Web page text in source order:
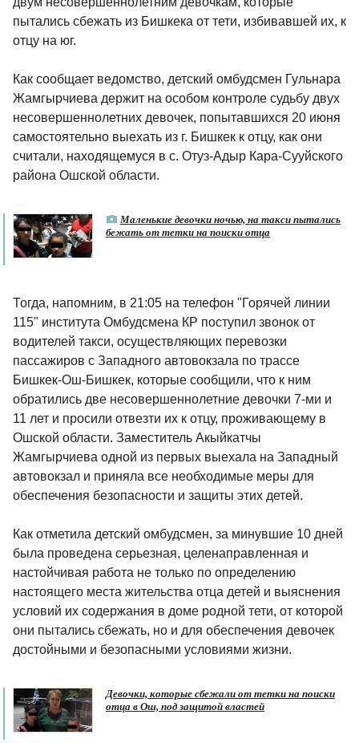
пытались сбежать из Бишкека от тети, избивавшей их, к
отцу на юг.
Как сообщает ведомство, детский омбудсмен Гульнара
Жамгырчиева держит на особом контроле судьбу двух
несовершеннолетних девочек, попытавшихся 20 июня
самостоятельно выехать из г. Бишкек к отцу, как они
считали, находящемуся в с. Отуз-Адыр Кара-Сууйского
района Ошской области.
Маленькие девочки ночью, на такси пытались
бежать от тетки на поиски отца
Тогда, напомним, в 21:05 на телефон "Горячей линии
115" института Омбудсмена КР поступил звонок от
водителей такси, осуществляющих перевозки
пассажиров с Западного автовокзала по трассе
Бишкек-Ош-Бишкек, которые сообщили, что к ним
обратились две несовершеннолетние девочки 7-ми и
11 лет и просили отвезти их к отцу, проживающему в
Ошской области. Заместитель Акыйкатчы
Жамгырчиева одной из первых выехала на Западный
автовокзал и приняла все необходимые меры для
обеспечения безопасности и защиты этих детей.
Как отметила детский омбудсмен, за минувшие 10 дней
была проведена серьезная, целенаправленная и
настойчивая работа не только по определению
настоящего места жительства отца детей и выяснения
условий их содержания в доме родной тети, от которой
они пытались сбежать, но и для обеспечения девочек
достойными и безопасными условиями жизни.
Девочки, которые сбежали от тетки на поиски
отца в Ош, под защитой властей